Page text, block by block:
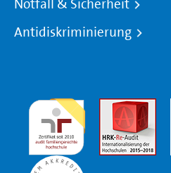
Notfall & Sicherheit
Antidiskriminierung